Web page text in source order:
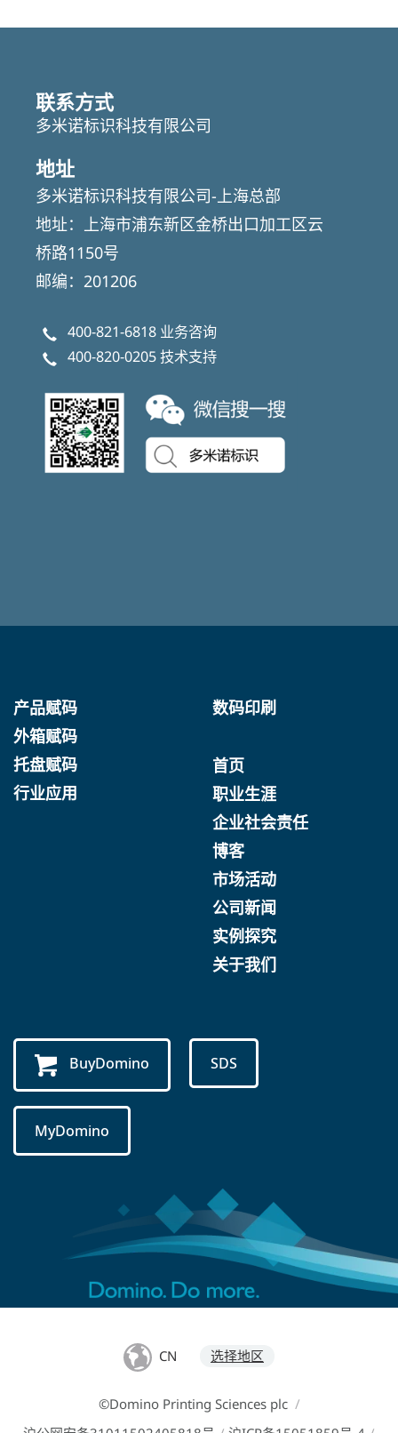
联系方式
多米诺标识科技有限公司
地址
多米诺标识科技有限公司-上海总部
地址：上海市浦东新区金桥出口加工区云
桥路1150号
邮编：201206
400-821-6818 业务咨询
400-820-0205技术支持
产品赋码
外箱赋码
托盘赋码
行业应用
数码印刷
首页
职业生涯
企业社会责任
博客
市场活动
公司新闻
实例探究
关于我们
BuyDomino SDS
MyDomino
CN 选择地区
©Domino Printing Sciences plc /